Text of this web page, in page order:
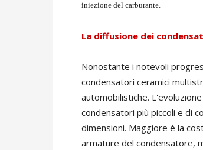
iniezione del carburante.
La diffusione dei
Nonostante i notevoli
condensatori ceramici
automobilistiche.
condensatori più piccoli e di
dimensioni. Maggiore è la
armature del condensatore,